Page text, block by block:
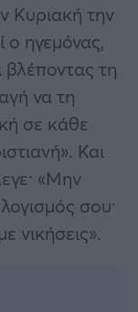
Κυριακή την
ο ηγεμόνας,
βλέποντας τη
να τη
σε κάθε
Και
«Μην
σου·
νικήσεις».